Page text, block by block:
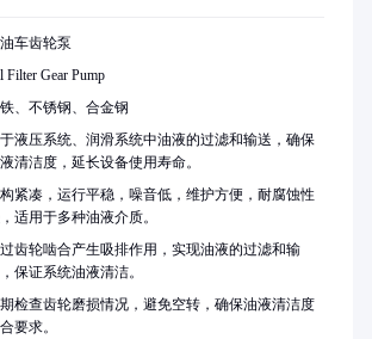
车齿轮泵
Filter Gear Pump
、不锈钢、合金钢
液压系统、润滑系统中油液的过滤和输送，确保
清洁度，延长设备使用寿命。
紧凑，运行平稳，噪音低，维护方便，耐腐蚀性
适用于多种油液介质。
齿轮啮合产生吸排作用，实现油液的过滤和输
保证系统油液清洁。
检查齿轮磨损情况，避免空转，确保油液清洁度
要求。